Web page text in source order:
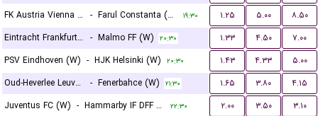
FK Austria Vienna (W) - Farul Constanta (W) ۱۹:۳۰ ۱.۲۵ ۵.۰۰
۸.۵۰
Eintracht Frankfurt (W) - Malmo FF (W) ۲۰:۳۰ ۱.۳۳ ۴.۵۰
۷.۰۰
PSV Eindhoven (W) - HJK Helsinki (W) ۲۰:۳۰ ۱.۴۳ ۴.۳۳
۵.۰۰
Oud-Heverlee Leuven (W)
- Fenerbahce (W) ۲۱:۳۰ ۱.۶۵ ۳.۸۰
۴.۱۵
Juventus FC (W) - Hammarby IF DFF (W) ۲۲:۳۰ ۲.۰۰ ۳.۵۰ ۳.۱۰